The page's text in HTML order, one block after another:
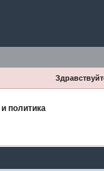
политика